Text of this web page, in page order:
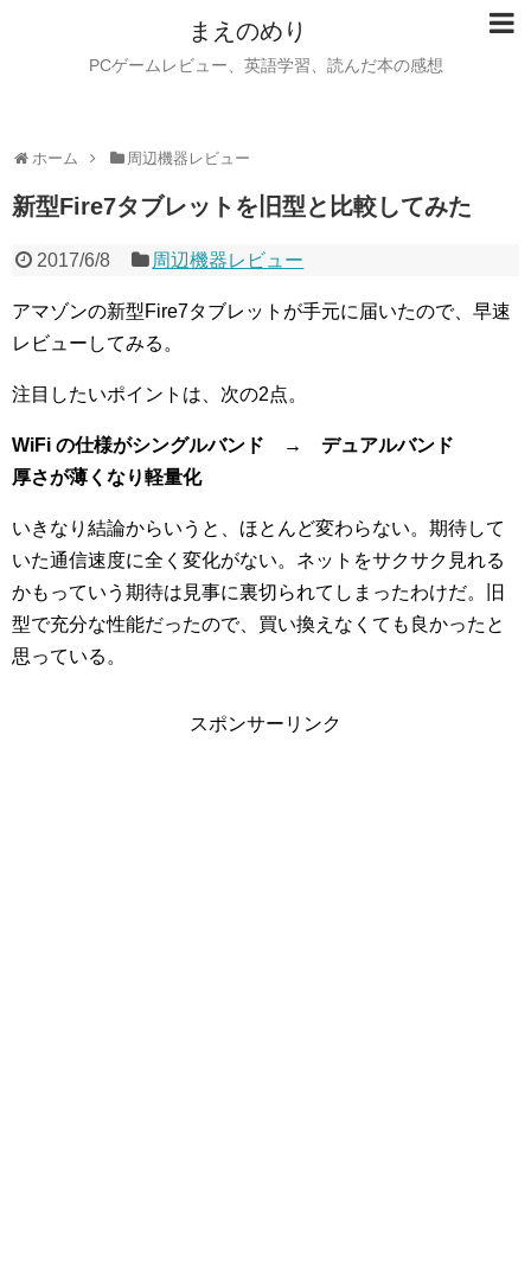
まえのめり
PCゲームレビュー、英語学習、読んだ本の感想
ホーム 周辺機器レビュー
新型Fire7タブレットを旧型と比較してみた
2017/6/8 周辺機器レビュー
アマゾンの新型Fire7タブレットが手元に届いたので、早速
レビューしてみる。
注目したいポイントは、次の2点。
WiFi の仕様がシングルバンド → デュアルバンド
厚さが薄くなり軽量化
いきなり結論からいうと、ほとんど変わらない。期待して
いた通信速度に全く変化がない。ネットをサクサク見れる
かもっていう期待は見事に裏切られてしまったわけだ。旧
型で充分な性能だったので、買い換えなくても良かったと
思っている。
スポンサーリンク